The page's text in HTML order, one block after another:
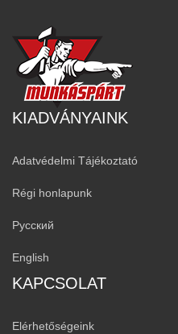
KIADVÁNYAINK
Adatvédelmi Tájékoztató
Régi honlapunk
Русский
English
KAPCSOLAT
Elérhetőségeink